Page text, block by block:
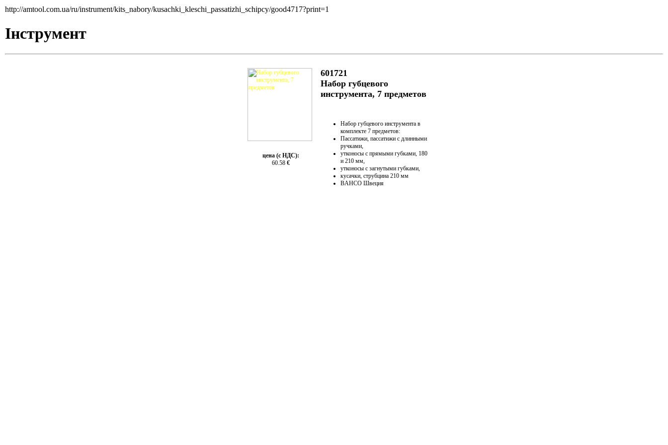
http://amtool.com.ua/ru/instrument/kits_nabory/kusachki_kleschi_passatizhi_schipcy/good4717?print=1
Інструмент
цена (с НДС):
60.58 €
601721
Набор губцевого
инструмента, 7 предметов
Набор губцевого инструмента в
комплекте 7 предметов:
Пассатижи, пассатижи с длинными
ручками,
утконосы с прямыми губками, 180
и 210 мм,
утконосы с загнутыми губками,
кусачки, струбцина 210 мм
BAHCO Швеция